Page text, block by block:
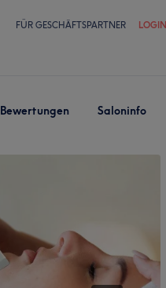
FÜR GESCHÄFTSPARTNER LOGIN
Bewertungen Saloninfo